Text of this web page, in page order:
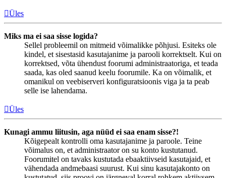
Üles
Miks ma ei saa sisse logida?
Sellel probleemil on mitmeid võimalikke põhjusi. Esiteks ole
kindel, et sisestasid kasutajanime ja parooli korrektselt. Kui on
korrektsed, võta ühendust foorumi administraatoriga, et teada
saada, kas oled saanud keelu foorumile. Ka on võimalik, et
omanikul on veebiserveri konfiguratsioonis viga ja ta peab
selle ise lahendama.
Üles
Kunagi ammu liitusin, aga nüüd ei saa enam sisse?!
Kõigepealt kontrolli oma kasutajanime ja paroole. Teine
võimalus on, et administraator on su konto kustutanud.
Foorumitel on tavaks kustutada ebaaktiivseid kasutajaid, et
vähendada andmebaasi suurust. Kui sinu kasutajakonto on